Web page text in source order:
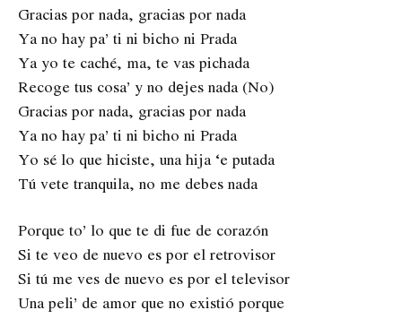
Gracias por nada, gracias por nada
Ya no hay pa’ ti ni bicho ni Prada
Ya yo te caché, ma, te vas pichada
Recoge tus cosa’ y no dеjes nada (No)
Gracias por nada, gracias por nada
Ya no hay pa’ ti ni bicho ni Prada
Yo sé lo que hiciste, una hija ‘e putada
Tú vete tranquila, no me debes nada
Porque to’ lo que te di fue de corazón
Si te veo de nuevo es por el retrovisor
Si tú me ves de nuevo es por el televisor
Una peli’ de amor que no existió porque